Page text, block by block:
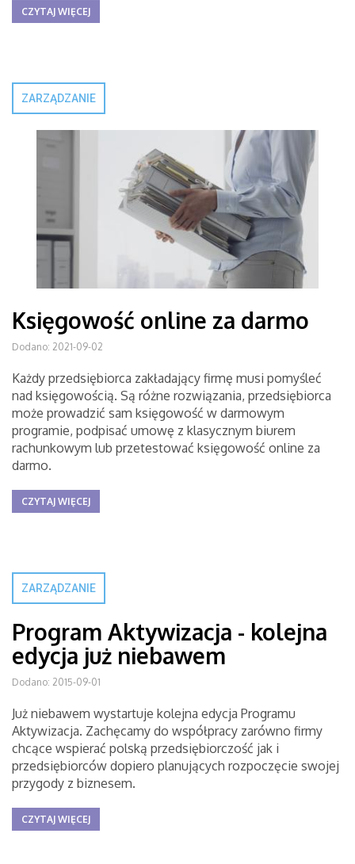
CZYTAJ WIĘCEJ
ZARZĄDZANIE
Księgowość online za darmo
Dodano: 2021-09-02
Każdy przedsiębiorca zakładający firmę musi pomyśleć
nad księgowością. Są różne rozwiązania, przedsiębiorca
może prowadzić sam księgowość w darmowym
programie, podpisać umowę z klasycznym biurem
rachunkowym lub przetestować księgowość online za
darmo.
CZYTAJ WIĘCEJ
ZARZĄDZANIE
Program Aktywizacja - kolejna
edycja już niebawem
Dodano: 2015-09-01
Już niebawem wystartuje kolejna edycja Programu
Aktywizacja. Zachęcamy do współpracy zarówno firmy
chcące wspierać polską przedsiębiorczość jak i
przedsiębiorców dopiero planujących rozpoczęcie swojej
przygody z biznesem.
CZYTAJ WIĘCEJ